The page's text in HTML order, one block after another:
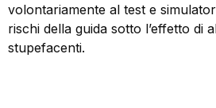
volontariamente al test e
rischi della guida sotto l’effetto di
stupefacenti.